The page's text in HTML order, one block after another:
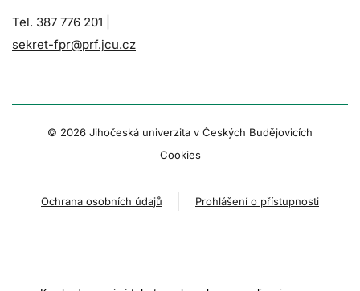
Tel. 387 776 201 |
sekret-fpr@prf.jcu.cz
© 2026 Jihočeská univerzita v Českých Budějovicích
Cookies
Ochrana osobních údajů Prohlášení o přístupnosti